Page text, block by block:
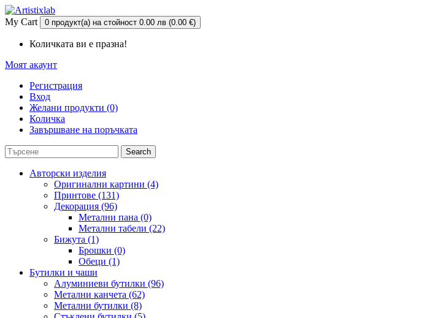
My Cart 0 продукт(а) на стойност 0.00 лв (0.00 €)
Количката ви е празна!
Моят акаунт
Регистрация
Вход
Желани продукти (0)
Количка
Завършване на поръчката
Search
Авторски изделия
Оригинални картини (4)
Принтове (131)
Декорация (96)
Метални пана (0)
Метални табели (22)
Бижута (1)
Брошки (0)
Обеци (1)
Бутилки и чаши
Алуминиеви бутилки (96)
Метални канчета (62)
Метални бутилки (8)